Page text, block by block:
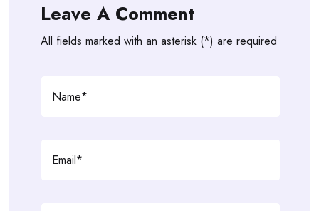
Leave A Comment
All fields marked with an asterisk (*) are required